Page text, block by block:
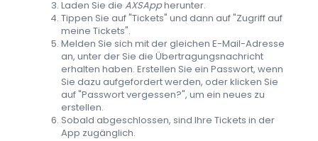
Laden Sie die AXSAppherunter.
Tippen Sie auf "Tickets" und dann auf "Zugriff auf
meine Tickets".
Melden Sie sich mit der gleichen E-Mail-Adresse
an, unter der Sie die Übertragungsnachricht
erhalten haben. Erstellen Sie ein Passwort, wenn
Sie dazu aufgefordert werden, oder klicken Sie
auf "Passwort vergessen?", um ein neues zu
erstellen.
Sobald abgeschlossen, sind Ihre Tickets in der
App zugänglich.